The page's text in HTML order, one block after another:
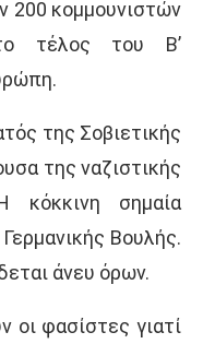
200 κομμουνιστών
τέλος του Β’
της Σοβιετικής
της ναζιστικής
κόκκινη σημαία
Βουλής.
άνευ όρων.
οι φασίστες γιατί